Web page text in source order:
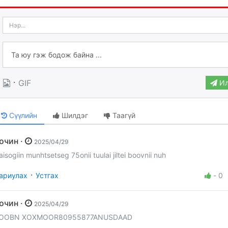
· GIF
Сүүлийн Шилдэг Таагүй
Зочин · 2025/04/29
munhtsetseg 75onii tuulai jiltei boovnii nuh
· Устгах - 0
Зочин · 2025/04/29
XOXMOOR80955877ANUSDAAD